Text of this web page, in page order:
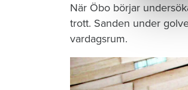
När Öbo börjar
trott. Sanden under
vardagsrum.